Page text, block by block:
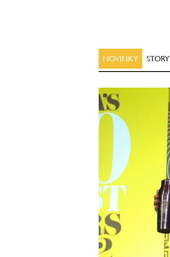
NOVINKY STORY